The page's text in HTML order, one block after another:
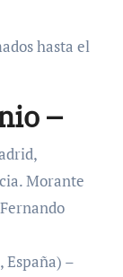
hasta el
–
Morante
–